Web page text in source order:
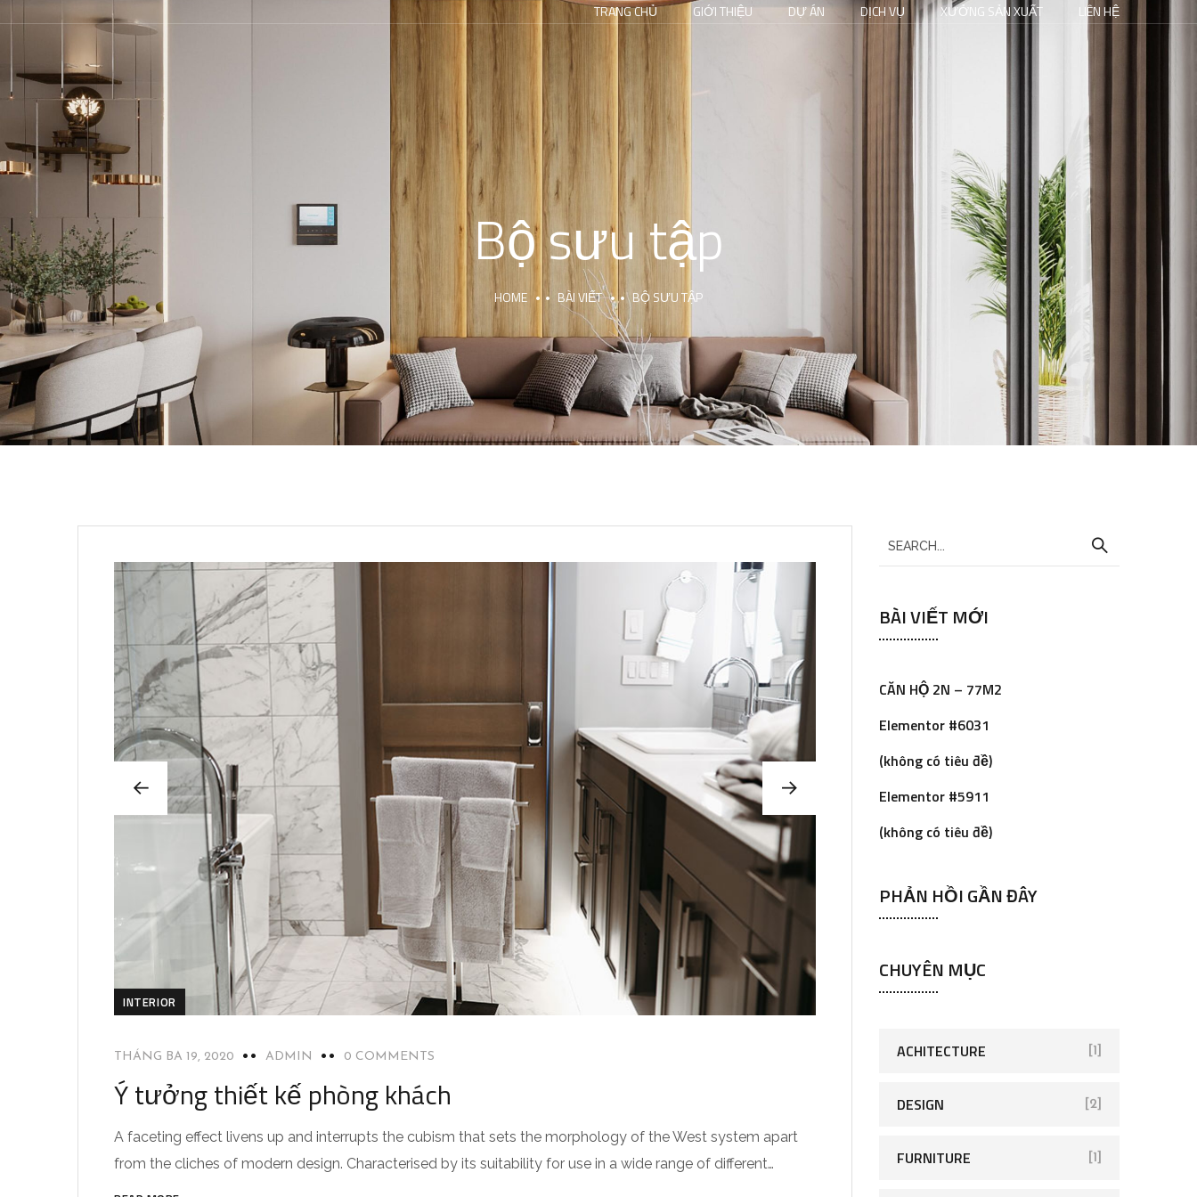
TRANG CHỦ GIỚI THIỆU DỰ ÁN DỊCH VỤ XƯỞNG SẢN XUẤT LIÊN HỆ
Bộ sưu tập
HOME BÀI VIẾT BỘ SƯU TẬP
INTERIOR
THÁNG BA 19, 2020 ADMIN 0 COMMENTS
Ý tưởng thiết kế phòng khách
A faceting effect livens up and interrupts the cubism that sets the morphology of the West system apart
from the cliches of modern design. Characterised by its suitability for use in a wide range of different…
e
r
c
f
o
r
BÀI VIẾT MỚI
CĂN HỘ 2N – 77M2
Elementor #6031
(không có tiêu đề)
Elementor #5911
(không có tiêu đề)
PHẢN HỒI GẦN ĐÂY
CHUYÊN MỤC
ACHITECTURE [1]
DESIGN [2]
FURNITURE [1]